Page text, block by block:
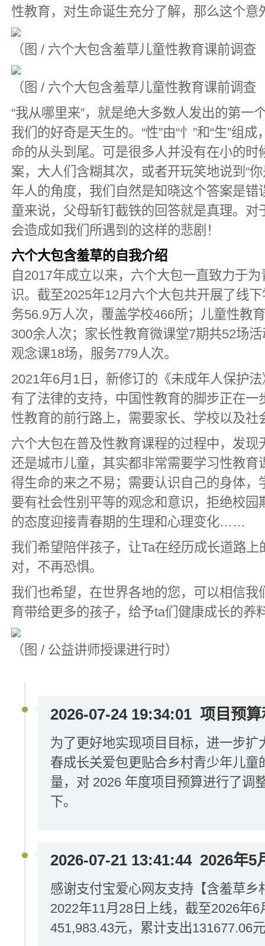
性教育，对生命诞生充分了解，那么这个意
（图 / 六个大包含羞草儿童性教育课前调查
（图 / 六个大包含羞草儿童性教育课前调查
“我从哪里来”，就是绝大多数人发出的第一
我们的好奇是天生的。“性”由“忄”和“生”组
命的从头到尾。可是很多人并没有在小的时
案，大人们含糊其次，或者开玩笑地说到“
年人的角度，我们自然是知晓这个答案是
童来说，父母斩钉截铁的回答就是真理。
会造成如我们所遇到的这样的悲剧！
六个大包含羞草的自我介绍
自2017年成立以来，六个大包一直致力于
识。截至2025年12月六个大包共开展了线
务56.9万人次，覆盖学校466所；儿童性教
300余人次；家长性教育微课堂7期共52场
观念课18场，服务779人次。
2021年6月1日，新修订的《未成年人保护
有了法律的支持，中国性教育的脚步正在
性教育的前行路上，需要家长、学校以及社
六个大包在普及性教育课程的过程中，发
还是城市儿童，其实都非常需要学习性教育
得生命的来之不易；需要认识自己的身体
要有社会性别平等的观念和意识，拒绝校
的态度迎接青春期的生理和心理变化……
我们希望陪伴孩子，让Ta在经历成长道路
对，不再恐惧。
我们也希望，在世界各地的您，可以相信
育带给更多的孩子，给予ta们健康成长的养
（图 / 公益讲师授课进行时）
2026-07-24 19:34:01 项目预
为了更好地实现项目目标，进一步
春成长关爱包更贴合乡村青少年儿
量，对 2026 年度项目预算进行了调
下。
2026-07-21 13:41:44 2026年5
感谢支付宝爱心网友支持【含羞草
2022年11月28日上线，截至2026年
451,983.43元，累计支出131677.06